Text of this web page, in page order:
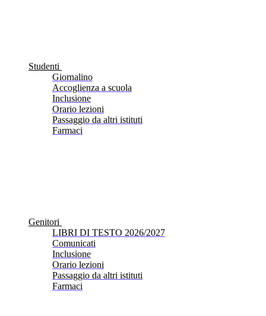
Studenti
Giornalino
Accoglienza a scuola
Inclusione
Orario lezioni
Passaggio da altri istituti
Farmaci
Genitori
LIBRI DI TESTO 2026/2027
Comunicati
Inclusione
Orario lezioni
Passaggio da altri istituti
Farmaci